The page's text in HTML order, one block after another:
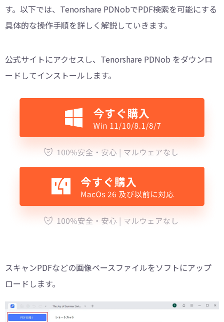
す。以下では、Tenorshare PDNobでPDF検索を可能にする
具体的な操作手順を詳しく解説していきます。
公式サイトにアクセスし、Tenorshare PDNob をダウンロ
ードしてインストールします。
スキャンPDFなどの画像ベースファイルをソフトにアップ
ロードします。